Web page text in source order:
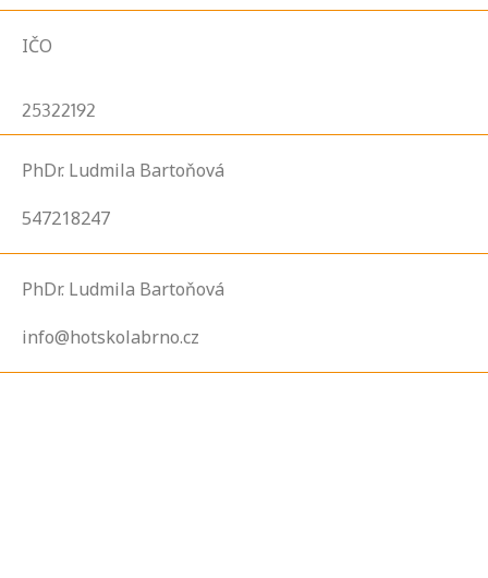
IČO
25322192
PhDr. Ludmila Bartoňová
547218247
PhDr. Ludmila Bartoňová
info@hotskolabrno.cz